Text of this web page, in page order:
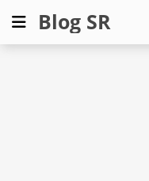
Blog SR